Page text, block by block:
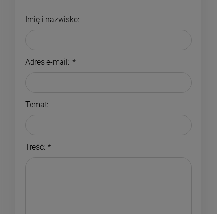
Imię i nazwisko:
Adres e-mail: *
Temat:
Treść: *